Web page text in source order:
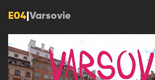
E04 Varsovie